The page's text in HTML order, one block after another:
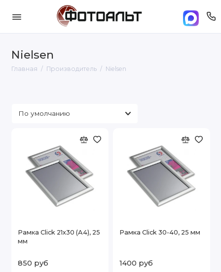
Nielsen
Главная Производитель Nielsen
Рамка Click 21х30 (А4), 25
мм
850 руб
Рамка Click 30-40, 25 мм
1400 руб